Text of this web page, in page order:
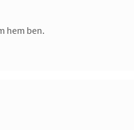
hem ben.